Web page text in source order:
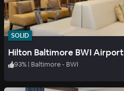
SOLID
Hilton Baltimore BWI Airport
93% | Baltimore - BWI